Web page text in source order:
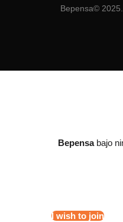
Bepensa© 2025.
Bepensabajo
I wish to join